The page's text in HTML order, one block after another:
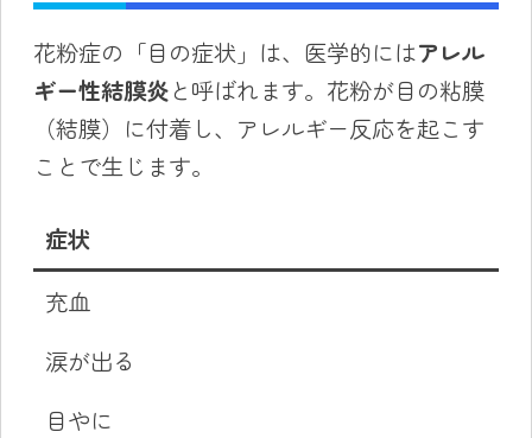
花粉症の「目の症状」は、医学的にはアレル
ギー性結膜炎と呼ばれます。花粉が目の粘膜
（結膜）に付着し、アレルギー反応を起こす
ことで生じます。
症状
充血
涙が出る
目やに